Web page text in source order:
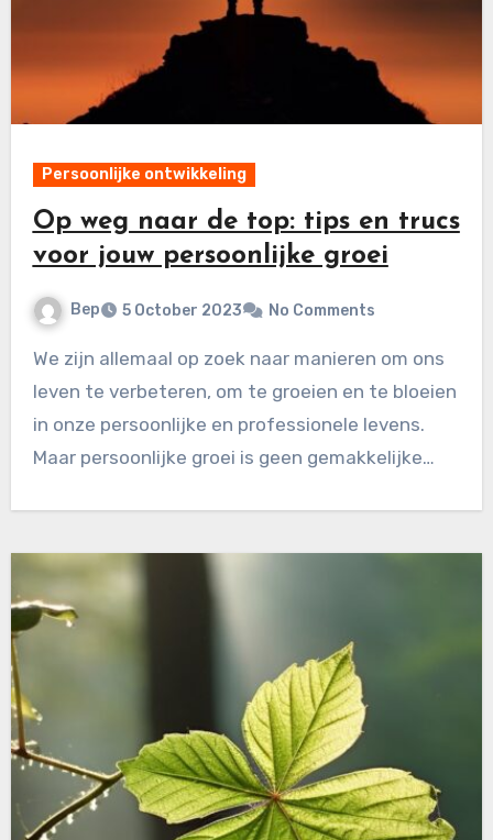
Persoonlijke ontwikkeling
Op weg naar de top: tips en trucs
voor jouw persoonlijke groei
Bep 5 October 2023 No Comments
We zijn allemaal op zoek naar manieren om ons
leven te verbeteren, om te groeien en te bloeien
in onze persoonlijke en professionele levens.
Maar persoonlijke groei is geen gemakkelijke…